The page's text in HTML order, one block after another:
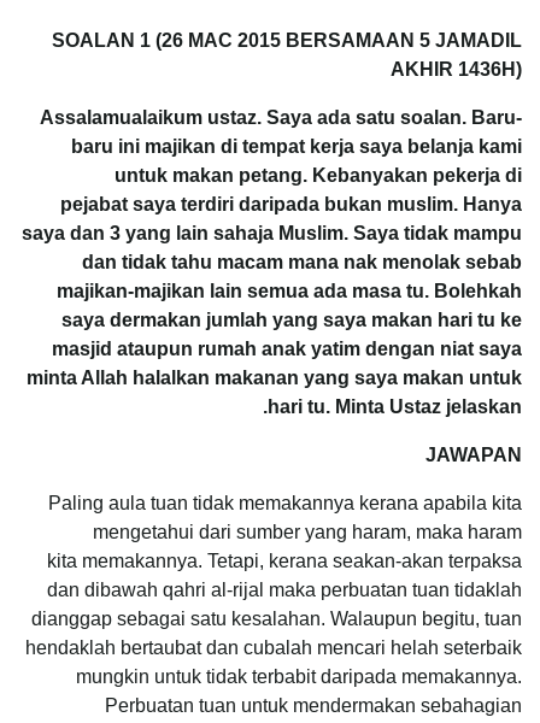
SOALAN 1 (26 MAC 2015 BERSAMAAN 5 JAMADIL
AKHIR 1436H)
Assalamualaikum ustaz. Saya ada satu soalan. Baru-
baru ini majikan di tempat kerja saya belanja kami
untuk makan petang. Kebanyakan pekerja di
pejabat saya terdiri daripada bukan muslim. Hanya
saya dan 3 yang lain sahaja Muslim. Saya tidak mampu
dan tidak tahu macam mana nak menolak sebab
majikan-majikan lain semua ada masa tu. Bolehkah
saya dermakan jumlah yang saya makan hari tu ke
masjid ataupun rumah anak yatim dengan niat saya
minta Allah halalkan makanan yang saya makan untuk
hari tu. Minta Ustaz jelaskan.
JAWAPAN
Paling aula tuan tidak memakannya kerana apabila kita
mengetahui dari sumber yang haram, maka haram
kita memakannya. Tetapi, kerana seakan-akan terpaksa
dan dibawah qahri al-rijal maka perbuatan tuan tidaklah
dianggap sebagai satu kesalahan. Walaupun begitu, tuan
hendaklah bertaubat dan cubalah mencari helah seterbaik
mungkin untuk tidak terbabit daripada memakannya.
Perbuatan tuan untuk mendermakan sebahagian